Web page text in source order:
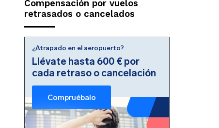
Compensación por vuelos
retrasados o cancelados